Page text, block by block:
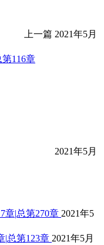
上一篇 2021年5月
第116章
2021年5月
章|总第270章 2021年5
|总第123章 2021年5月